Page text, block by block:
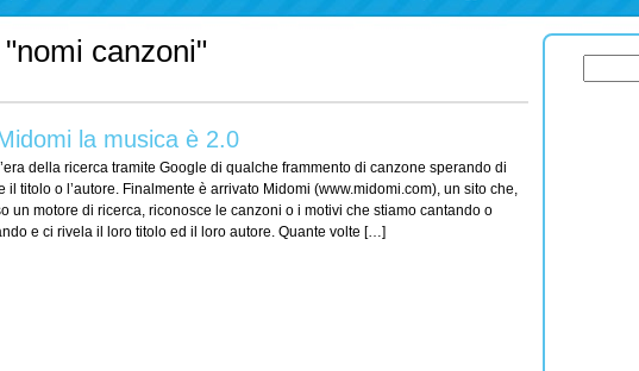
canzoni"
la musica è 2.0
della ricerca tramite Google di qualche frammento di canzone sperando di
il titolo o l’autore. Finalmente è arrivato Midomi (www.midomi.com), un sito che,
un motore di ricerca, riconosce le canzoni o i motivi che stiamo cantando o
e ci rivela il loro titolo ed il loro autore. Quante volte […]